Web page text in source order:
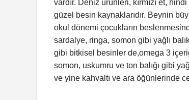
vardır. Deniz ürünleri, kırmızı et,
güzel besin kaynaklarıdır. Beynin
okul dönemi çocukların
sardalye, ringa, somon gibi yağlı
gibi bitkisel besinler de,omega 3
somon, uskumru ve ton balığı gibi
ve yine kahvaltı ve ara öğünlerinde